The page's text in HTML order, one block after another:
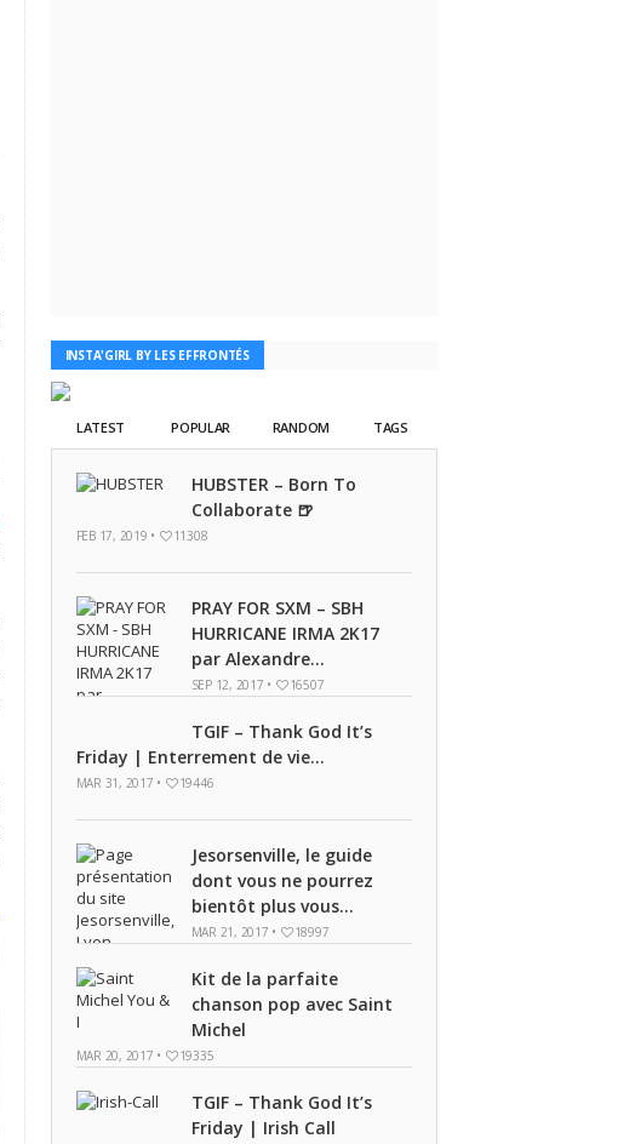
INSTA'GIRL BY LES EFFRONTÉS
LATEST POPULAR RANDOM TAGS
HUBSTER – Born To
Collaborate 🍺
FEB 17, 2019 • 11308
PRAY FOR SXM – SBH
HURRICANE IRMA 2K17
par Alexandre...
SEP 12, 2017 • 16507
TGIF – Thank God It’s
Friday | Enterrement de vie...
MAR 31, 2017 • 19446
Jesorsenville, le guide
dont vous ne pourrez
bientôt plus vous...
MAR 21, 2017 • 18997
Kit de la parfaite
chanson pop avec Saint
Michel
MAR 20, 2017 • 19335
TGIF – Thank God It’s
Friday | Irish Call